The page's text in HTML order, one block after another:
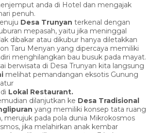
anda di Hotel dan mengajak
penuh.
Desa Trunyan terkenal dengan
mepasah, yaitu jika meninggal
dibakar atau dikubur hanya diletakkan
Taru Menyan yang dipercaya memiliki
menghilangkan bau busuk pada mayat.
berwisata di Desa Trunyan kita langsung
melihat pemandangan eksotis Gunung
Lokal Restaurant.
dilanjutkan ke Desa Tradisional
yang memiliki konsep tata ruang
merujuk pada pola dunia Mikrokosmos
jika melahirkan anak kembar